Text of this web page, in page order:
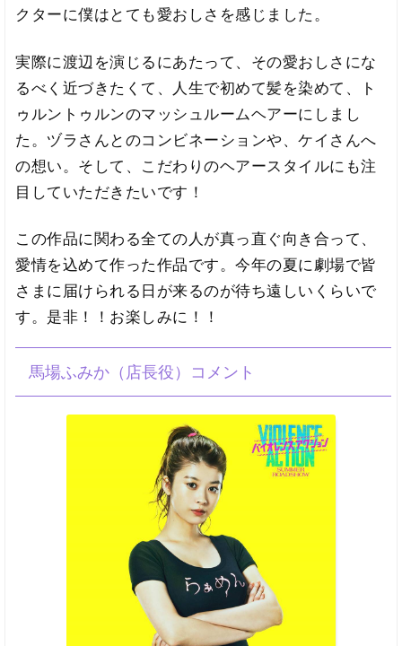
クターに僕はとても愛おしさを感じました。
実際に渡辺を演じるにあたって、その愛おしさにな
るべく近づきたくて、人生で初めて髪を染めて、ト
ゥルントゥルンのマッシュルームヘアーにしまし
た。ヅラさんとのコンビネーションや、ケイさんへ
の想い。そして、こだわりのヘアースタイルにも注
目していただきたいです！
この作品に関わる全ての人が真っ直ぐ向き合って、
愛情を込めて作った作品です。今年の夏に劇場で皆
さまに届けられる日が来るのが待ち遠しいくらいで
す。是非！！お楽しみに！！
馬場ふみか（店長役）コメント